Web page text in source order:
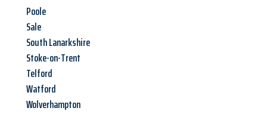
Poole
Sale
South Lanarkshire
Stoke-on-Trent
Telford
Watford
Wolverhampton